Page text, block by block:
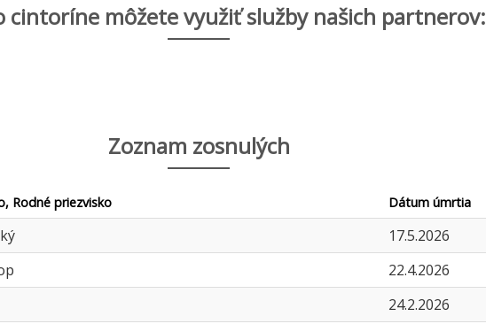
cintoríne môžete využiť služby našich partnerov:
Zoznam zosnulých
Rodné priezvisko Dátum úmrtia
17.5.2026
22.4.2026
24.2.2026